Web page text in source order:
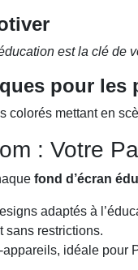
est la clé de
pour les
colorés mettant en
: Votre
fond d’écran
adaptés à
sans restrictions.
idéale pour